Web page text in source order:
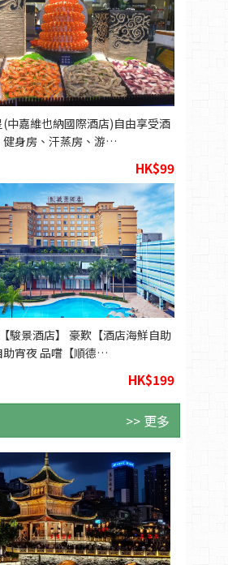
中嘉維也納國際酒店)自由享受酒
健身房、汗蒸房、游…
HK$99
駿景酒店】 豪歎【酒店海鮮自助
助宵夜 品嚐【順德…
HK$199
>> 更多